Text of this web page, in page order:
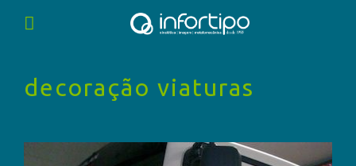
decoração viaturas